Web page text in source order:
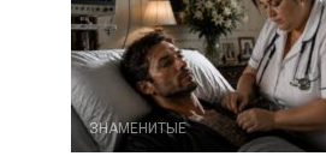
ЗНАМЕНИТЫЕ